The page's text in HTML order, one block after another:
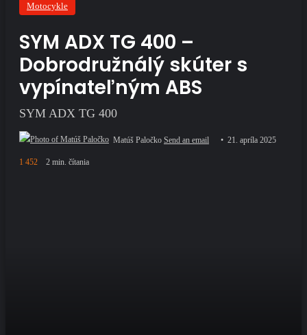
Motocykle
SYM ADX TG 400 –
Dobrodružnálý skúter s
vypínateľným ABS
SYM ADX TG 400
Matúš Paločko Send an email 21. apríla 2025
1 452 2 min. čítania